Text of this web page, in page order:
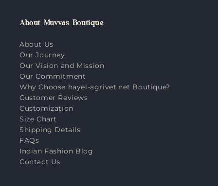
About Muvvas Boutique
About Us
Our Journey
Our Vision and Mission
Our Commitment
Why Choose hayel-agrivet.net Boutique?
Customer Reviews
Customization
Size Chart
Shipping Details
FAQs
Indian Fashion Blog
Contact Us